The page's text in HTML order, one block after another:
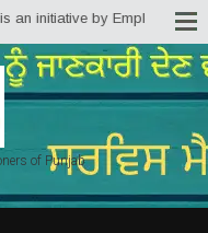
initiative by Employees/
of Punjab